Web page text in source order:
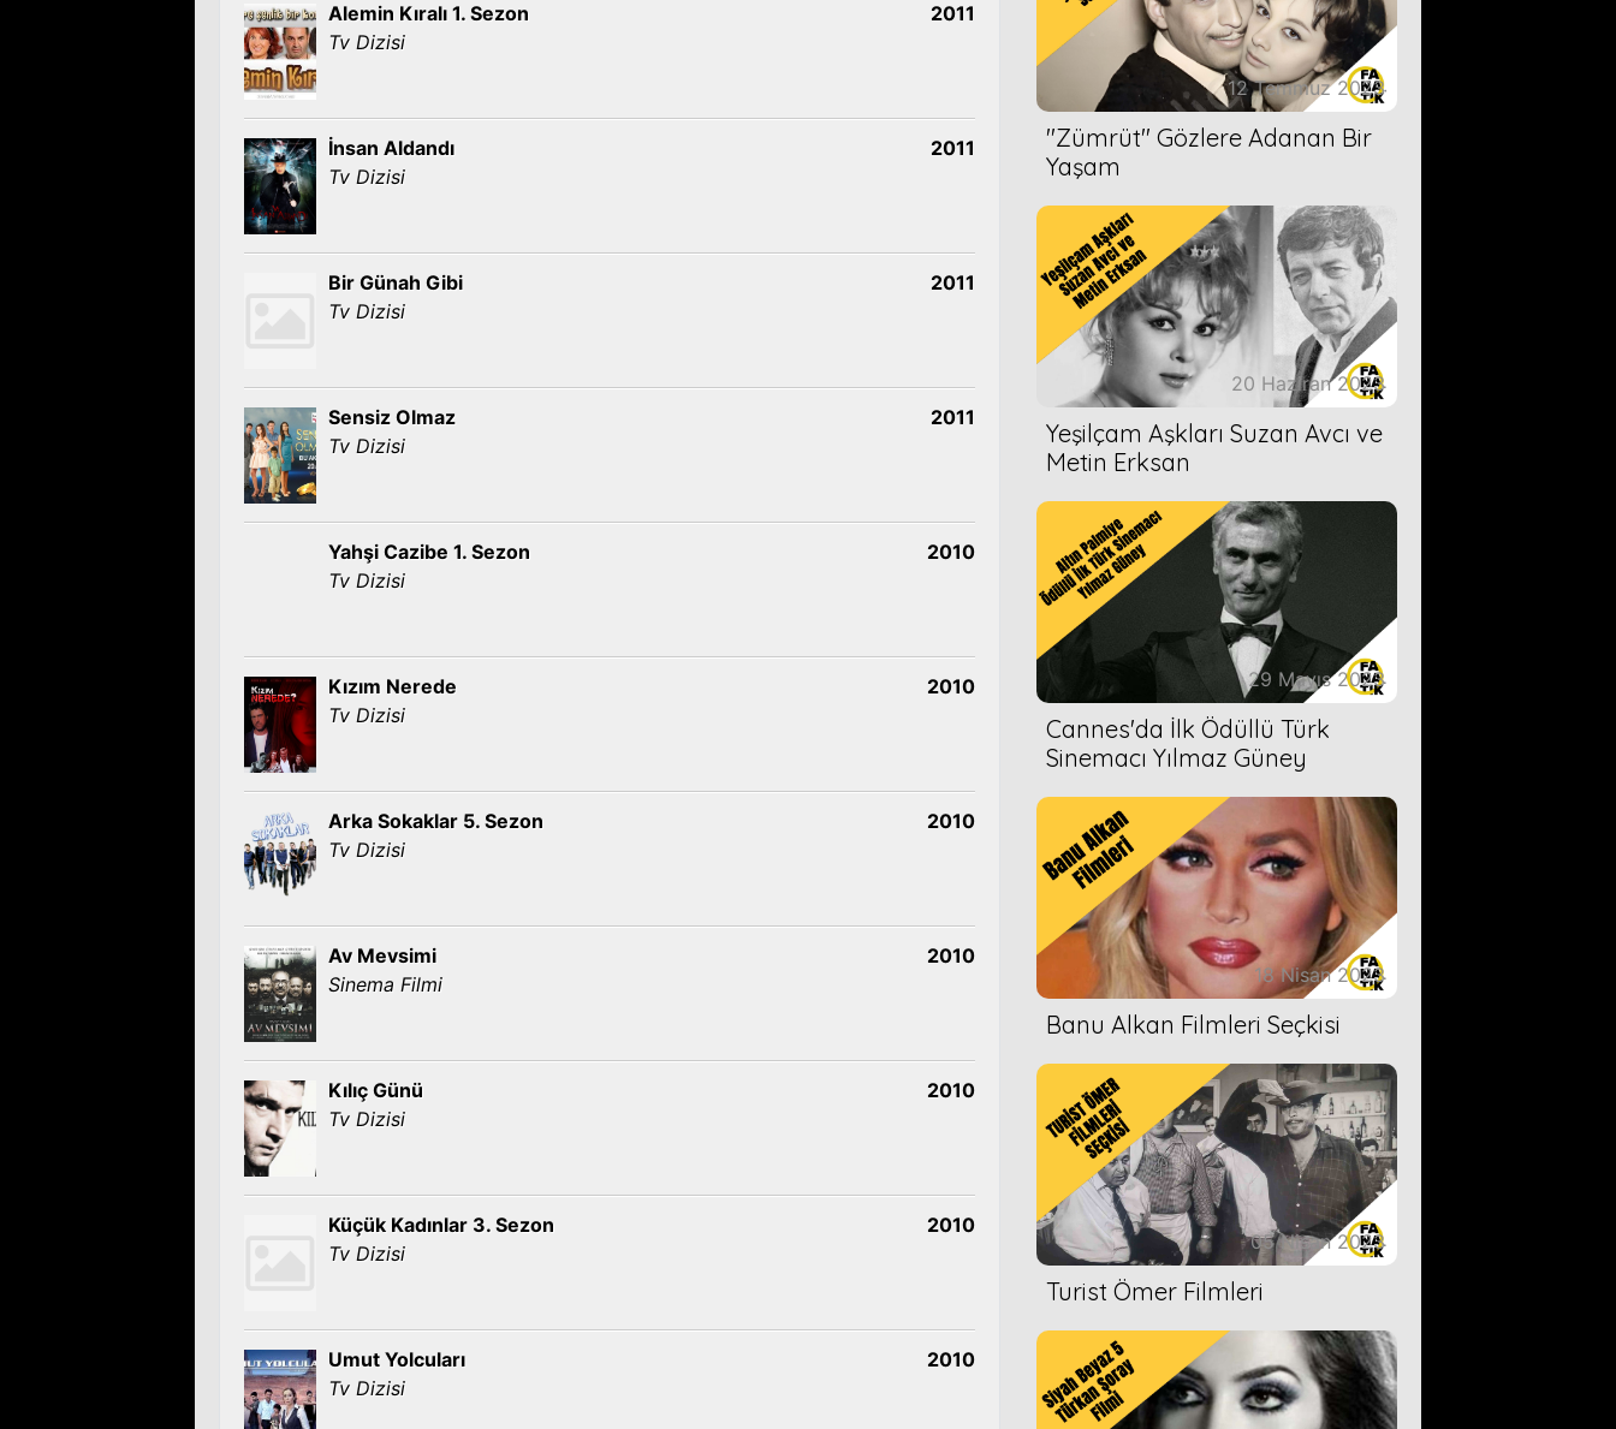
Alemin Kıralı 1. Sezon
Tv Dizisi
2011
İnsan Aldandı
Tv Dizisi
2011
Bir Günah Gibi
Tv Dizisi
2011
Sensiz Olmaz
Tv Dizisi
2011
Yahşi Cazibe 1. Sezon
Tv Dizisi
2010
Kızım Nerede
Tv Dizisi
2010
Arka Sokaklar 5. Sezon
Tv Dizisi
2010
Av Mevsimi
Sinema Filmi
2010
Kılıç Günü
Tv Dizisi
2010
Küçük Kadınlar 3. Sezon
Tv Dizisi
2010
Umut Yolcuları
Tv Dizisi
2010
12 Temmuz 2023
''Zümrüt'' Gözlere Adanan Bir
Yaşam
20 Haziran 2023
Yeşilçam Aşkları Suzan Avcı ve
Metin Erksan
29 Mayıs 2023
Cannes'da İlk Ödüllü Türk
Sinemacı Yılmaz Güney
18 Nisan 2023
Banu Alkan Filmleri Seçkisi
05 Nisan 2023
Turist Ömer Filmleri